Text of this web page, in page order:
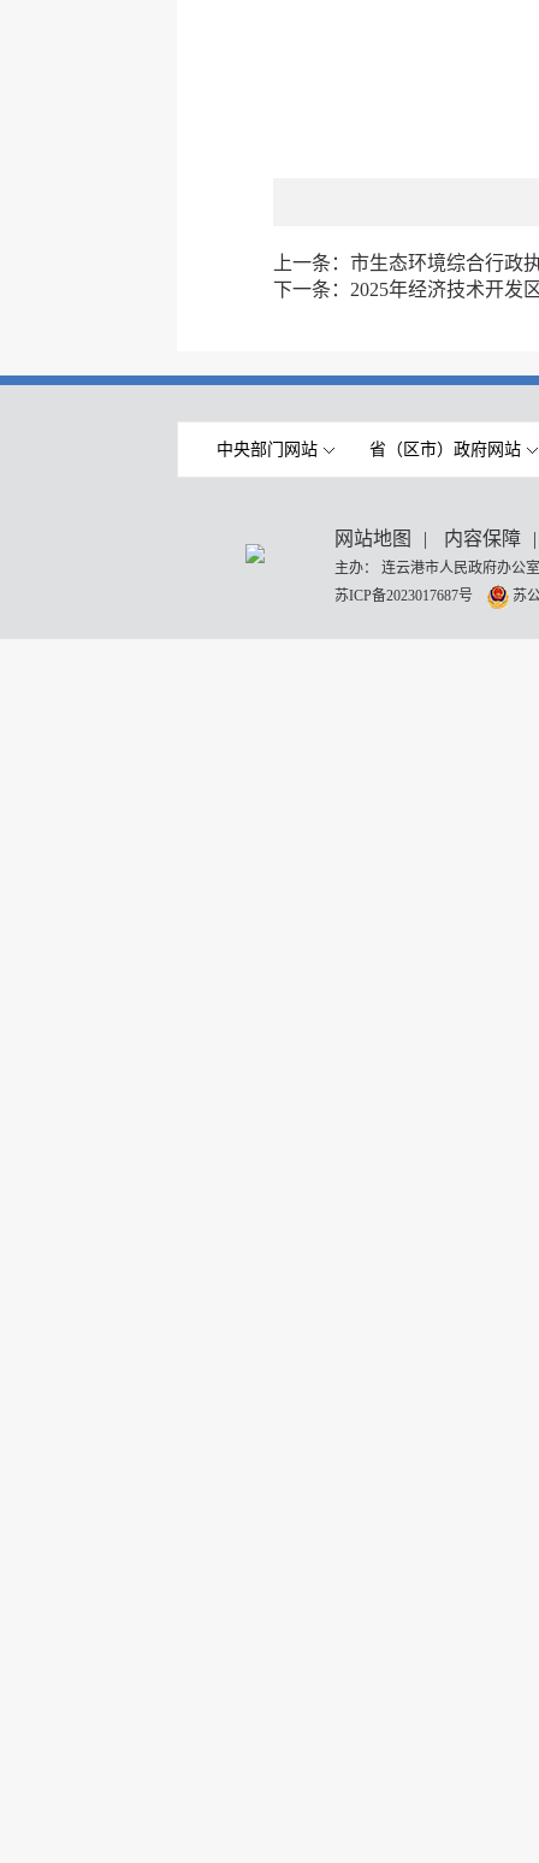
上一条： 市生态环境综合行政
下一条： 2025年经济技术开发
中央部门网站 省（区市）政府网站
网站地图 | 内容保障 |
主办： 连云港市人民政府办
苏ICP备2023017687号
苏